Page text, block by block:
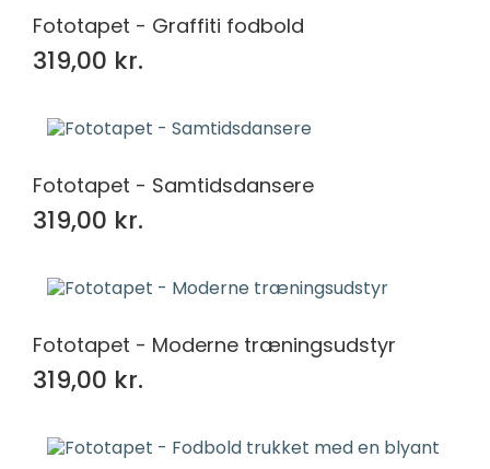
Fototapet - Graffiti fodbold
319,00 kr.
Fototapet - Samtidsdansere
319,00 kr.
Fototapet - Moderne træningsudstyr
319,00 kr.